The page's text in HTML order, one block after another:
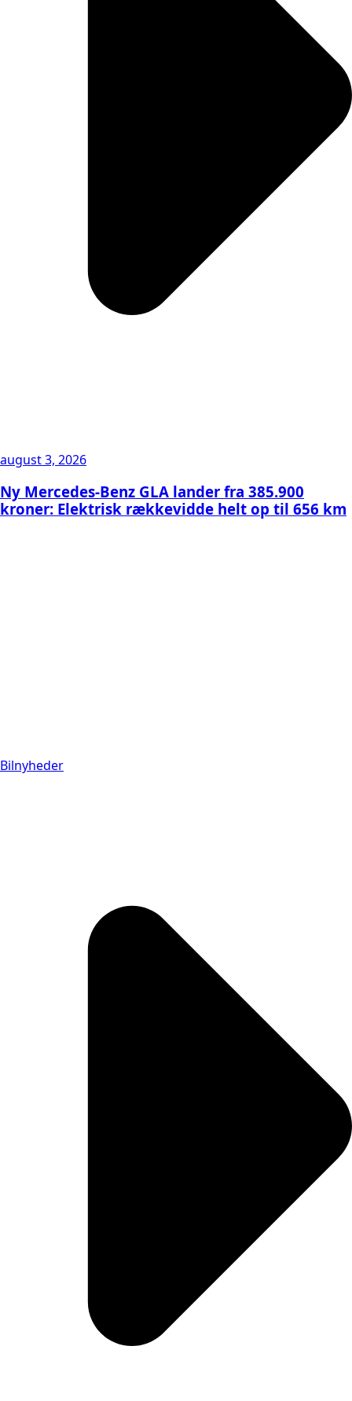
august 3, 2026
Ny Mercedes-Benz GLA lander fra 385.900
kroner: Elektrisk rækkevidde helt op til 656 km
Bilnyheder